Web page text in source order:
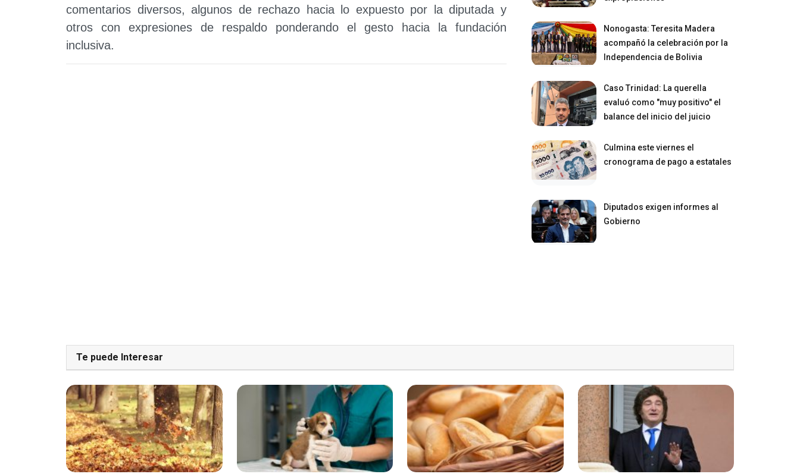
comentarios diversos, algunos de rechazo hacia lo expuesto por la diputada y
otros con expresiones de respaldo ponderando el gesto hacia la fundación
inclusiva.
Nonogasta: Teresita Madera
acompañó la celebración por la
Independencia de Bolivia
Caso Trinidad: La querella
evaluó como "muy positivo" el
balance del inicio del juicio
Culmina este viernes el
cronograma de pago a estatales
Diputados exigen informes al
Gobierno
Te puede Interesar